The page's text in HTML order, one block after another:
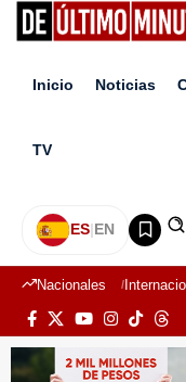
Inicio Noticias
TV
ES|EN
Nacionales